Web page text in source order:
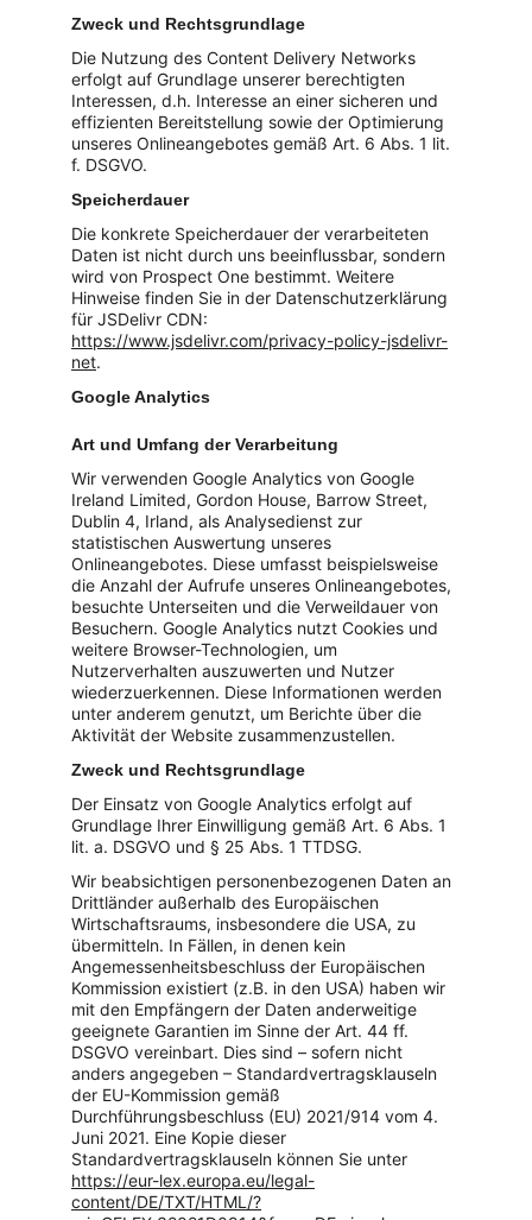
Zweck und Rechtsgrundlage
Die Nutzung des Content Delivery Networks
erfolgt auf Grundlage unserer berechtigten
Interessen, d.h. Interesse an einer sicheren und
effizienten Bereitstellung sowie der Optimierung
unseres Onlineangebotes gemäß Art. 6 Abs. 1 lit.
f. DSGVO.
Speicherdauer
Die konkrete Speicherdauer der verarbeiteten
Daten ist nicht durch uns beeinflussbar, sondern
wird von Prospect One bestimmt. Weitere
Hinweise finden Sie in der Datenschutzerklärung
für JSDelivr CDN:
https://www.jsdelivr.com/privacy-policy-jsdelivr-
net.
Google Analytics
Art und Umfang der Verarbeitung
Wir verwenden Google Analytics von Google
Ireland Limited, Gordon House, Barrow Street,
Dublin 4, Irland, als Analysedienst zur
statistischen Auswertung unseres
Onlineangebotes. Diese umfasst beispielsweise
die Anzahl der Aufrufe unseres Onlineangebotes,
besuchte Unterseiten und die Verweildauer von
Besuchern. Google Analytics nutzt Cookies und
weitere Browser-Technologien, um
Nutzerverhalten auszuwerten und Nutzer
wiederzuerkennen. Diese Informationen werden
unter anderem genutzt, um Berichte über die
Aktivität der Website zusammenzustellen.
Zweck und Rechtsgrundlage
Der Einsatz von Google Analytics erfolgt auf
Grundlage Ihrer Einwilligung gemäß Art. 6 Abs. 1
lit. a. DSGVO und § 25 Abs. 1 TTDSG.
Wir beabsichtigen personenbezogenen Daten an
Drittländer außerhalb des Europäischen
Wirtschaftsraums, insbesondere die USA, zu
übermitteln. In Fällen, in denen kein
Angemessenheitsbeschluss der Europäischen
Kommission existiert (z.B. in den USA) haben wir
mit den Empfängern der Daten anderweitige
geeignete Garantien im Sinne der Art. 44 ff.
DSGVO vereinbart. Dies sind – sofern nicht
anders angegeben – Standardvertragsklauseln
der EU-Kommission gemäß
Durchführungsbeschluss (EU) 2021/914 vom 4.
Juni 2021. Eine Kopie dieser
Standardvertragsklauseln können Sie unter
https://eur-lex.europa.eu/legal-
content/DE/TXT/HTML/?